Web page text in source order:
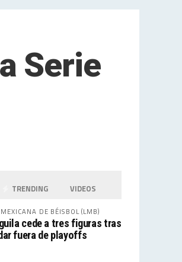
Serie
TRENDING VIDEOS
DE BÉISBOL (LMB)
cede a tres figuras tras
fuera de playoffs